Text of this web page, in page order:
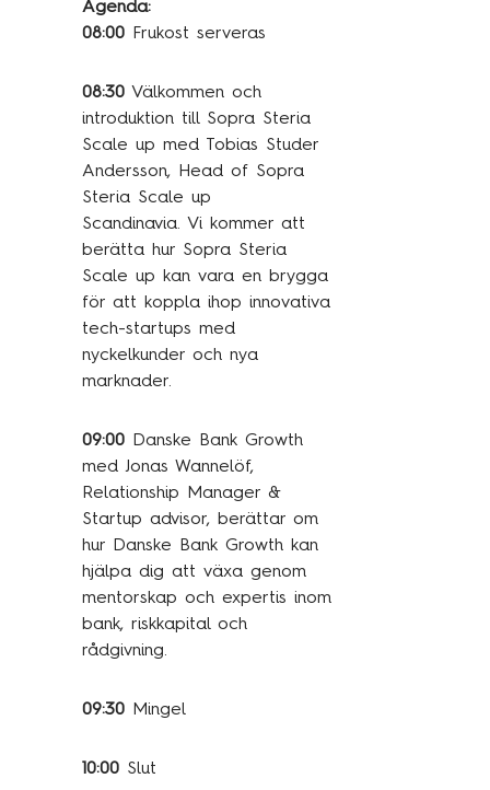
Agenda:
08:00Frukost serveras
08:30Välkommen och
introduktion till Sopra Steria
Scale up med Tobias Studer
Andersson, Head of Sopra
Steria Scale up
Scandinavia. Vi kommer att
berätta hur Sopra Steria
Scale up kan vara en brygga
för att koppla ihop innovativa
tech-startups med
nyckelkunder och nya
marknader.
09:00Danske Bank Growth
med Jonas Wannelöf,
Relationship Manager &
Startup advisor, berättar om
hur Danske Bank Growth kan
hjälpa dig att växa genom
mentorskap och expertis inom
bank, riskkapital och
rådgivning.
09:30Mingel
10:00Slut